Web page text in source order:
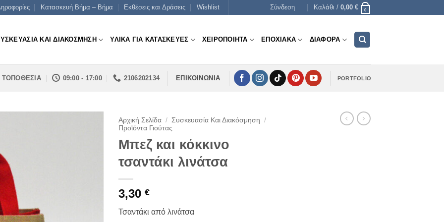
Κατασκευή Βήμα – Βήμα Εκθέσεις και Δράσεις Wishlist Σύνδεση Καλάθι / 0,00 € 0
ΚΑΙ ΔΙΑΚΟΣΜΗΣΗ ΥΛΙΚΑ ΓΙΑ ΚΑΤΑΣΚΕΥΕΣ ΧΕΙΡΟΠΟΙΗΤΑ ΕΠΟΧΙΑΚΑ ΔΙΑΦΟΡΑ
ΤΟΠΟΘΕΣΙΑ 09:00 - 17:00 2106202134 ΕΠΙΚΟΙΝΩΝΙΑ PORTFOLIO
Αρχική Σελίδα / Συσκευασία Και Διακόσμηση
/
Προϊόντα Γιούτας
Μπεζ και κόκκινο
τσαντάκι λινάτσα
3,30 €
Τσαντάκι από λινάτσα